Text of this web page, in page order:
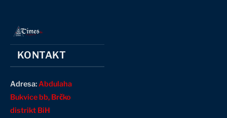
KONTAKT
Adresa:Abdulaha
Bukvice bb, Brčko
distrikt BiH